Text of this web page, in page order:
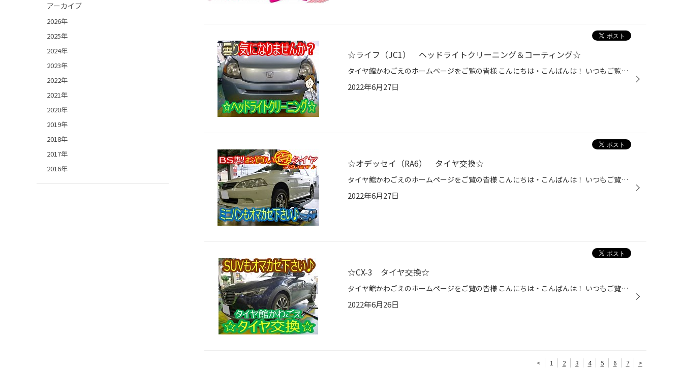
☆ライフ（JC1） ヘッドライトクリーニング＆コーティング☆
タイヤ館かわごえのホームページをご覧の皆様 こんにちは・こんばんは！ いつもご覧いただきありがとうございます！！ 本日はホンダ・ライフのヘッドライトクリーニング＆コーティングのご紹介です。 （投稿の最後にお得な情報もございます♪） 『施行前』 全体的に黄ばんでクスんだカンジでした。 ...
2022年6月27日
☆オデッセイ（RA6） タイヤ交換☆
タイヤ館かわごえのホームページをご覧の皆様 こんにちは・こんばんは！ いつもご覧いただきありがとうございます！！ 本日はホンダ・オデッセイのタイヤ交換の紹介です。 タイヤの無料点検でご来店いただきました。 点検させていただいたところ、かなりヒドい劣化によるヒビが入っていました。 お...
2022年6月27日
☆CX-3 タイヤ交換☆
タイヤ館かわごえのホームページをご覧の皆様 こんにちは・こんばんは！ いつもご覧いただきありがとうございます！！ 本日はマツダ・CX-3のタイヤ交換のご紹介です。 新車装着時のタイヤがかなり劣化してしまったので、交換となりました。 タイヤはSUV専用設計タイヤ『ALENZA・LX100』をお選びいた...
2022年6月26日
< 1 2 3 4 5 6 7 >
アーカイブ
2026年
2025年
2024年
2023年
2022年
2021年
2020年
2019年
2018年
2017年
2016年